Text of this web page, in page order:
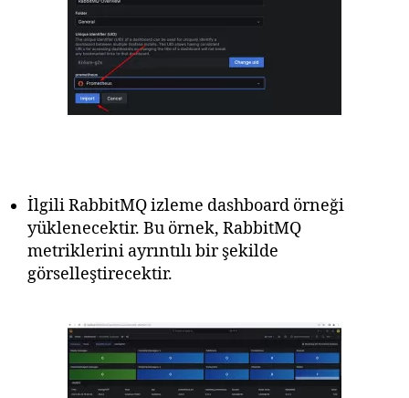
İlgili RabbitMQ izleme dashboard örneği
yüklenecektir. Bu örnek, RabbitMQ
metriklerini ayrıntılı bir şekilde
görselleştirecektir.